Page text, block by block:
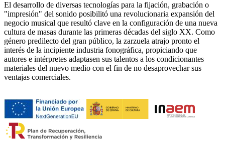
El desarrollo de diversas tecnologías para la fijación, grabación o
"impresión" del sonido posibilitó una revolucionaria expansión del
negocio musical que resultó clave en la configuración de una nueva
cultura de masas durante las primeras décadas del siglo XX. Como
género predilecto del gran público, la zarzuela atrajo pronto el
interés de la incipiente industria fonográfica, propiciando que
autores e intérpretes adaptasen sus talentos a los condicionantes
materiales del nuevo medio con el fin de no desaprovechar sus
ventajas comerciales.